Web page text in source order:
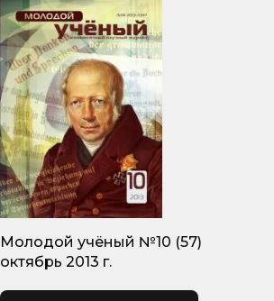
Молодой учёный №10 (57)
октябрь 2013 г.